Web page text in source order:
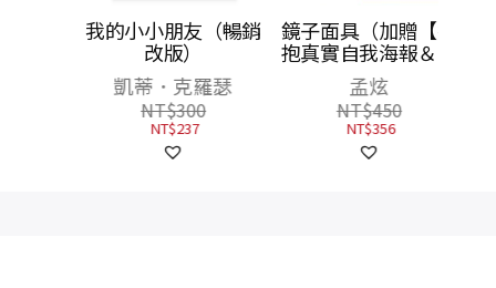
我的小小朋友（暢銷
改版）
凱蒂．克羅瑟
NT$300
NT$237
鏡子面具（加贈【擁
抱真實自我海報＆鐘
穎精彩導讀】）
孟炫
NT$450
NT$356